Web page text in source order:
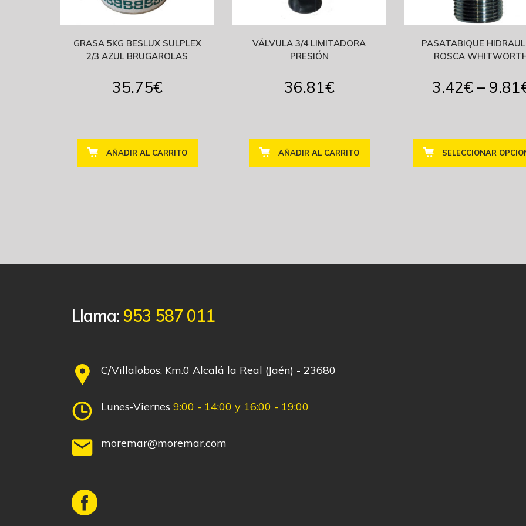
GRASA 5KG BESLUX SULPLEX
2/3 AZUL BRUGAROLAS
35.75€
AÑADIR AL CARRITO
VÁLVULA 3/4 LIMITADORA
PRESIÓN
36.81€
AÑADIR AL CARRITO
PASATABIQUE
ROSCA
3.42€ – 9.81
SELECCIONAR
Llama: 953 587 011
C/Villalobos, Km.0 Alcalá la Real (Jaén) - 23680
Lunes-Viernes 9:00 - 14:00 y 16:00 - 19:00
moremar@moremar.com